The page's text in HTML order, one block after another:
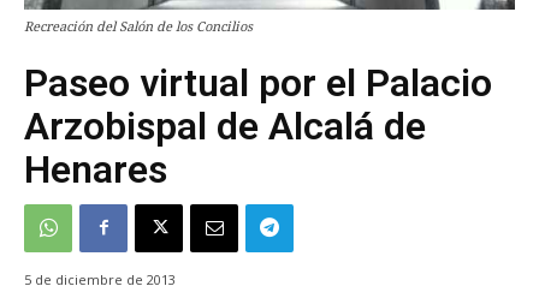
Recreación del Salón de los Concilios
Paseo virtual por el Palacio
Arzobispal de Alcalá de
Henares
5 de diciembre de 2013